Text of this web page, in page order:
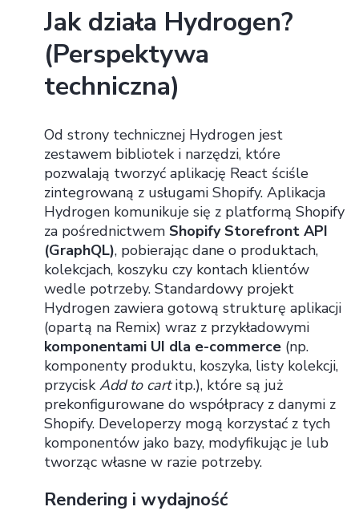
Jak działa Hydrogen?
(Perspektywa
techniczna)
Od strony technicznej Hydrogen jest
zestawem bibliotek i narzędzi, które
pozwalają tworzyć aplikację React ściśle
zintegrowaną z usługami Shopify. Aplikacja
Hydrogen komunikuje się z platformą Shopify
za pośrednictwem Shopify Storefront API
(GraphQL), pobierając dane o produktach,
kolekcjach, koszyku czy kontach klientów
wedle potrzeby. Standardowy projekt
Hydrogen zawiera gotową strukturę aplikacji
(opartą na Remix) wraz z przykładowymi
komponentami UI dla e-commerce (np.
komponenty produktu, koszyka, listy kolekcji,
przycisk Add to cartitp.), które są już
prekonfigurowane do współpracy z danymi z
Shopify. Developerzy mogą korzystać z tych
komponentów jako bazy, modyfikując je lub
tworząc własne w razie potrzeby.
Rendering i wydajność